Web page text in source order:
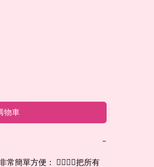
物車
−
簡單方便： 👉🏻👉🏻把所有